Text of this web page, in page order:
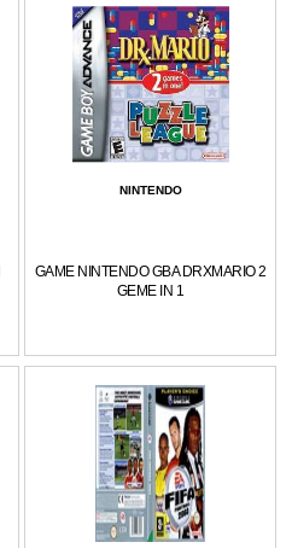
NINTENDO
GAME NINTENDO GBA DRXMARIO 2
GEME IN 1